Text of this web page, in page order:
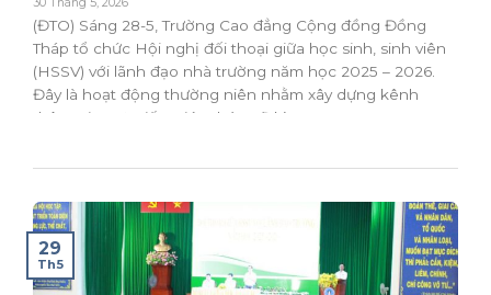
(ĐTO) Sáng 28-5, Trường Cao đẳng Cộng đồng Đồng
Tháp tổ chức Hội nghị đối thoại giữa học sinh, sinh viên
(HSSV) với lãnh đạo nhà trường năm học 2025 – 2026.
Đây là hoạt động thường niên nhằm xây dựng kênh
thông tin trực tiếp, giúp tháo gỡ kịp...
29
Th5